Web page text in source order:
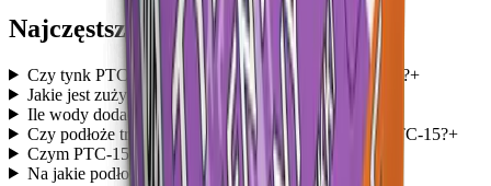
Najczęstsze pytania
Czy tynk PTC-15 nakłada się ręcznie czy maszynowo?+
Jakie jest zużycie tynku PTC-15?
Ile wody dodać do worka 30 kg PTC-15? +
Czy podłoże trzeba zagruntować przed nałożeniem PTC-15?+
Czym PTC-15 różni się od PTC-12? +
Na jakie podłoża można nakładać PTC-15?+